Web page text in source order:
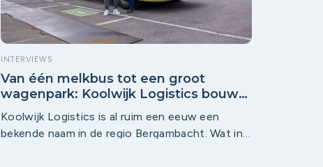
INTERVIEWS
Van één melkbus tot een groot
wagenpark: Koolwijk Logistics bouwt
verder aan de regio
Koolwijk Logistics is al ruim een eeuw een
bekende naam in de regio Bergambacht. Wat in